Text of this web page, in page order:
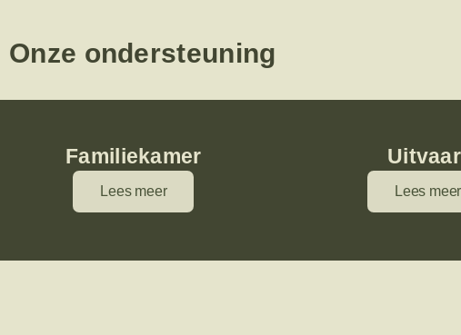
Onze ondersteuning
Familiekamer
Lees meer Lees meer